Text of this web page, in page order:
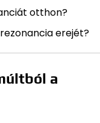
otthon?
erejét?
a